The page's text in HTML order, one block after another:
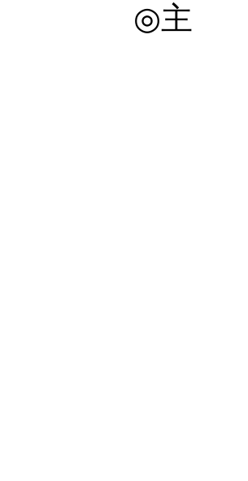
◎主 演
薇諾
凱
安東
約翰·
彼得·
約什·
安東尼·
丹尼斯
吉姆
唐尼·